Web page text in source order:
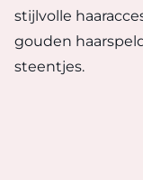
stijlvolle
gouden
steentjes.